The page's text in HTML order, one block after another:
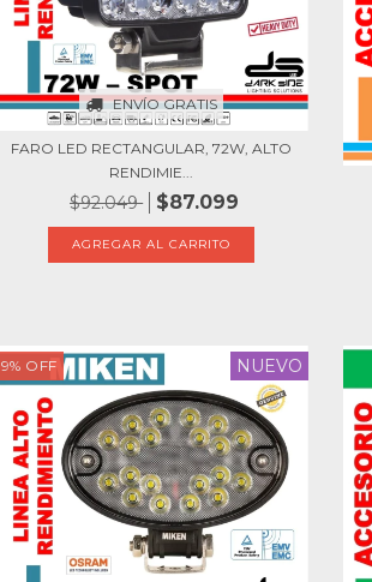
ENVÍO GRATIS
FARO LED RECTANGULAR, 72W, ALTO
RENDIMIE...
$92.049 $87.099
9% OFF NUEVO